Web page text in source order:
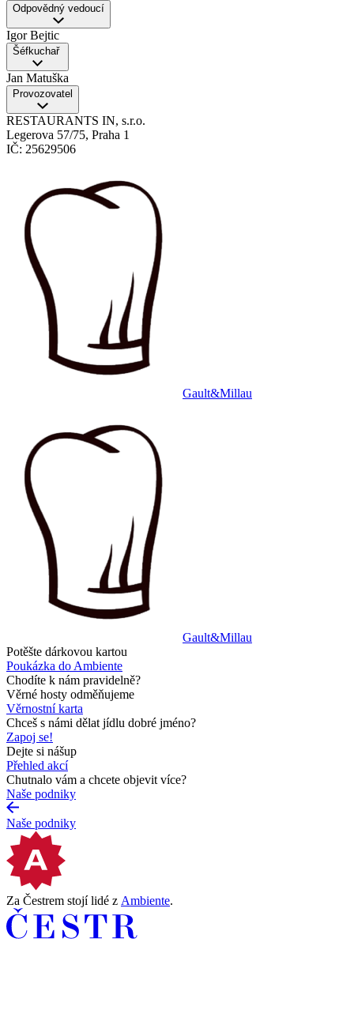
Odpovědný vedoucí
Igor Bejtic
Šéfkuchař
Jan Matuška
Provozovatel
RESTAURANTS IN, s.r.o.
Legerova 57/75, Praha 1
IČ: 25629506
Gault&Millau
Gault&Millau
Potěšte dárkovou kartou
Poukázka do Ambiente
Chodíte k nám pravidelně?
Věrné hosty odměňujeme
Věrnostní karta
Chceš s námi dělat jídlu dobré jméno?
Zapoj se!
Dejte si nášup
Přehled akcí
Chutnalo vám a chcete objevit více?
Naše podniky
Naše podniky
Za Čestrem stojí lidé z Ambiente.